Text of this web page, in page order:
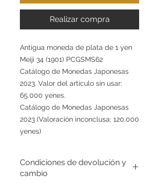
Realizar compra
Antigua moneda de plata de 1 yen
Meiji 34 (1901) PCGSMS62
Catálogo de Monedas Japonesas
2023. Valor del artículo sin usar:
65.000 yenes.
Catálogo de Monedas Japonesas
2023 (Valoración inconclusa: 120.000
yenes)
Condiciones de devolución y
cambio